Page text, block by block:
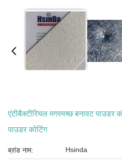
एंटीबैक्टीरियल मगरमच्छ बनावट पाउडर
पाउडर कोटिंग
ब्रांड नाम: Hsinda